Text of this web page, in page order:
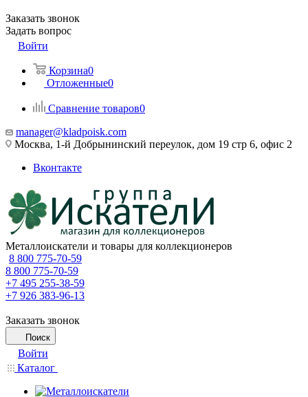
Заказать звонок
Задать вопрос
Войти
Корзина0
Отложенные0
Сравнение товаров0
manager@kladpoisk.com
Москва, 1-й Добрынинский переулок, дом 19 стр 6, офис 2
Вконтакте
Металлоискатели и товары для коллекционеров
8 800 775-70-59
8 800 775-70-59
+7 495 255-38-59
+7 926 383-96-13
Заказать звонок
Поиск
Войти
Каталог